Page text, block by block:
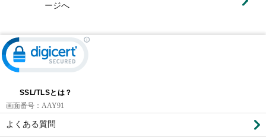
ージへ
SSL/TLSとは？
画面番号： AAY91
よくある質問